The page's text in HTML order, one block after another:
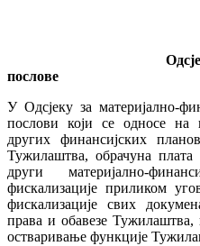
Одсје
послове
У Одсјеку за материјално-
послови који се односе на
других финансијских
Тужилаштва, обрачуна
други материјално-
фискализације приликом
фискализације свих
права и обавезе
остваривање функције